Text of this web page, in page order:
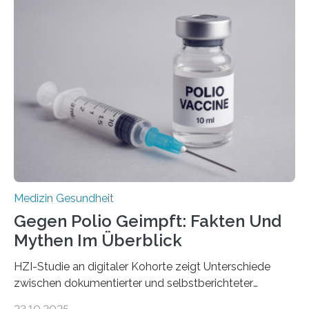
Dringend benötigt werden zielgerichtete Therapien, die
nur Tumorschwachstellen angreifen und normales
Gewebe verschonen. Forschende um Daniel Merk vom
Hertie-Institut für klinische Hirnforschung am
Universitätsklinikum Tübingen haben eine solche
Schwachstelle im Erbgut einer Untergruppe des
Medulloblastoms gefunden. Die Wilhelm Sander-
Stiftung unterstützte das Projekt…
Medizin Gesundheit
Gegen Polio Geimpft: Fakten Und
Mythen Im Überblick
HZI-Studie an digitaler Kohorte zeigt Unterschiede
zwischen dokumentierter und selbstberichteter